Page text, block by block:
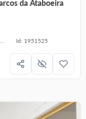
em São Marcos da Ataboeira
PD-061413 Id: 1951525